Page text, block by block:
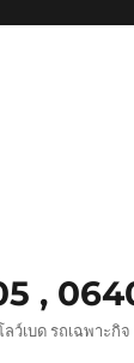
,
ว์เบด รถเฉพา